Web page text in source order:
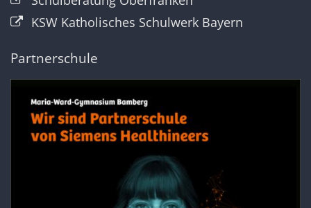
KSW Katholisches Schulwerk Bayern
Partnerschule